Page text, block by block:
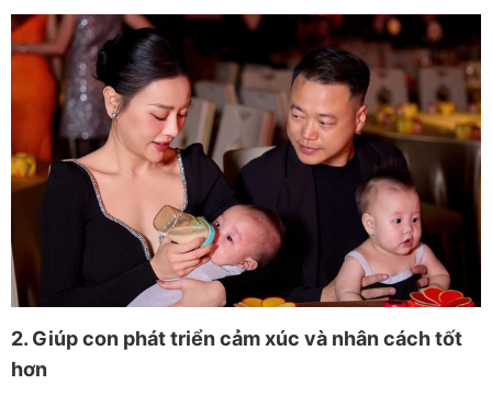
2. Giúp con phát triển cảm xúc và nhân cách tốt
hơn